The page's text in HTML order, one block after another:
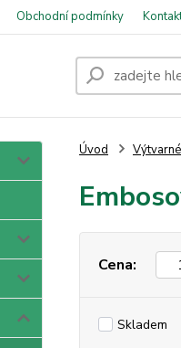
Obchodní podmínky
Úvod
Cena:
Skladem